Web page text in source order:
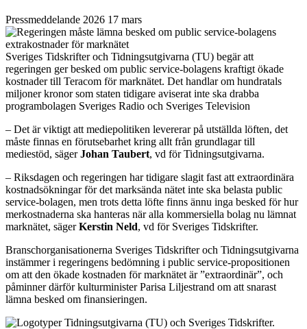
Pressmeddelande 2026 17 mars
Sveriges Tidskrifter och Tidningsutgivarna (TU) begär att
regeringen ger besked om public service-bolagens kraftigt ökade
kostnader till Teracom för marknätet. Det handlar om hundratals
miljoner kronor som staten tidigare aviserat inte ska drabba
programbolagen Sveriges Radio och Sveriges Television
– Det är viktigt att mediepolitiken levererar på utställda löften, det
måste finnas en förutsebarhet kring allt från grundlagar till
mediestöd, sägerJohan Taubert, vd för Tidningsutgivarna.
– Riksdagen och regeringen har tidigare slagit fast att extraordinära
kostnadsökningar för det marksända nätet inte ska belasta public
service-bolagen, men trots detta löfte finns ännu inga besked för hur
merkostnaderna ska hanteras när alla kommersiella bolag nu lämnat
marknätet, sägerKerstin Neld, vd för Sveriges Tidskrifter.
Branschorganisationerna Sveriges Tidskrifter och Tidningsutgivarna
instämmer i regeringens bedömning i public service-propositionen
om att den ökade kostnaden för marknätet är ”extraordinär”, och
påminner därför kulturminister Parisa Liljestrand om att snarast
lämna besked om finansieringen.